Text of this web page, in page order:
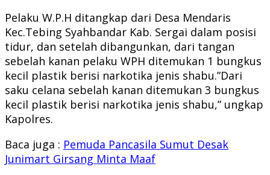
Pelaku W.P.H ditangkap dari Desa Mendaris
Kec.Tebing Syahbandar Kab. Sergai dalam posisi
tidur, dan setelah dibangunkan, dari tangan
sebelah kanan pelaku WPH ditemukan 1 bungkus
kecil plastik berisi narkotika jenis shabu.”Dari
saku celana sebelah kanan ditemukan 3 bungkus
kecil plastik berisi narkotika jenis shabu,” ungkap
Kapolres.
Baca juga : Pemuda Pancasila Sumut Desak
Junimart Girsang Minta Maaf